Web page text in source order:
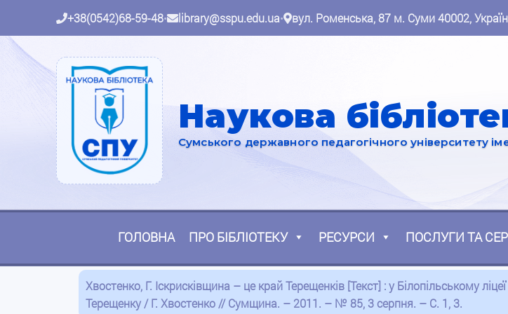
+38(0542)68-59-48• library@sspu.edu.ua• вул. Роменська, 87 м. Суми 40002,
Наукова
Сумського державного педагогічного університету
ГОЛОВНА ПРО БІБЛІОТЕКУ РЕСУРСИ ПОСЛУГИ ТА
Хвостенко, Г. Іскрисківщина – це край Терещенків [Текст] : у Білопільському
Терещенку / Г. Хвостенко // Сумщина. – 2011. – № 85, 3 серпня. – С. 1, 3.